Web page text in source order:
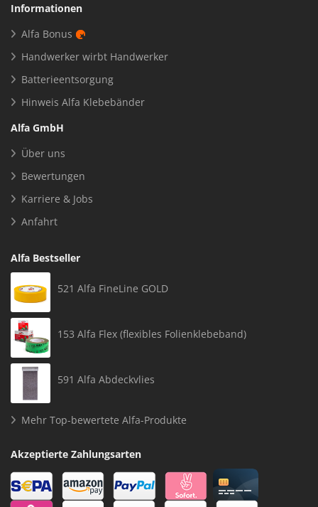
Informationen
Alfa Bonus
Handwerker wirbt Handwerker
Batterieentsorgung
Hinweis Alfa Klebebänder
Alfa GmbH
Über uns
Bewertungen
Karriere & Jobs
Anfahrt
Alfa Bestseller
521 Alfa FineLine GOLD
153 Alfa Flex (flexibles Folienklebeband)
591 Alfa Abdeckvlies
Mehr Top-bewertete Alfa-Produkte
Akzeptierte Zahlungsarten